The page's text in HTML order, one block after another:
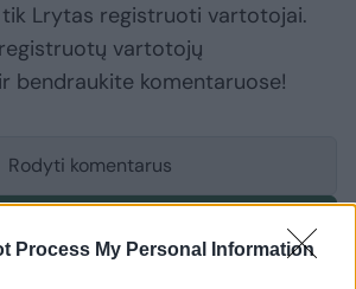
Process My Personal Information
Lrytas registruoti vartotojai.
vartotojų
bendraukite komentaruose!
Rodyti komentarus